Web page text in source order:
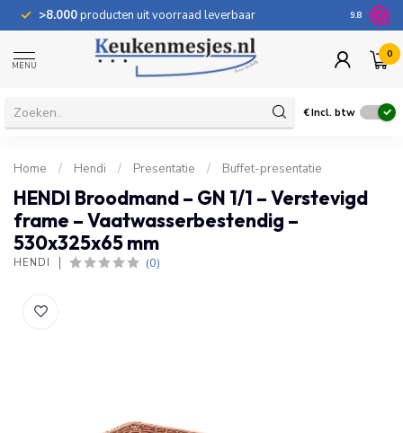
>8.000producten uit voorraad leverbaar 100
9.8
MENU
0
€Incl. btw
Home / Hendi / Presentatie / Buffet-presentatie
HENDI Broodmand – GN 1/1 – Verstevigd
frame – Vaatwasserbestendig –
530x325x65 mm
HENDI (0)